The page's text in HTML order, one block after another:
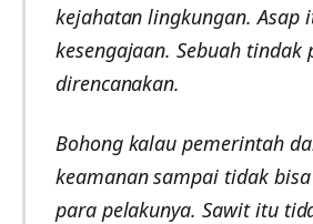
kejahatan lingkungan. Asap
kesengajaan. Sebuah tindak
direncanakan.
Bohong kalau pemerintah
keamanan sampai tidak
para pelakunya. Sawit itu